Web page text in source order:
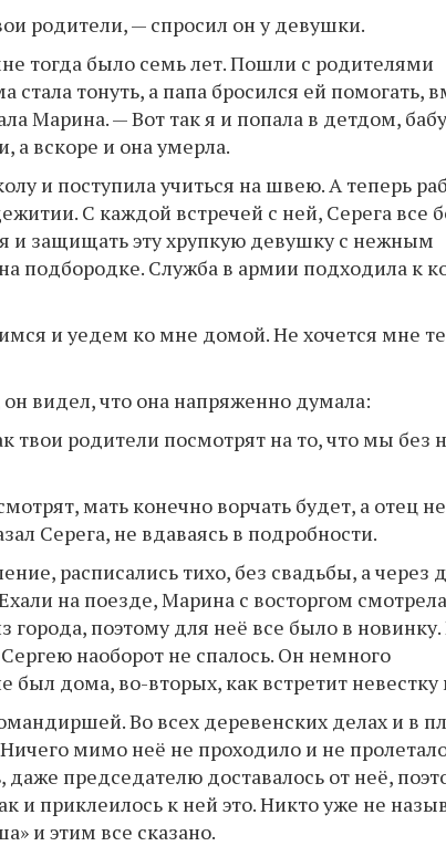
родители, — спросил он у девушки.
тогда было семь лет. Пошли с родителями
стала тонуть, а папа бросился ей помогать,
Марина. — Вот так я и попала в детдом,
а вскоре и она умерла.
и поступила учиться на швею. А теперь
С каждой встречей с ней, Серега все
и защищать эту хрупкую девушку с нежным
подбородке. Служба в армии подходила к
и уедем ко мне домой. Не хочется мне
видел, что она напряженно думала:
твои родители посмотрят на то, что мы без
мать конечно ворчать будет, а отец
Серега, не вдаваясь в подробности.
расписались тихо, без свадьбы, а через
на поезде, Марина с восторгом
города, поэтому для неё все было в
наоборот не спалось. Он немного
был дома, во-вторых, как встретит невестку
Во всех деревенских делах и в
мимо неё не проходило и не
даже председателю доставалось от неё,
и приклеилось к ней это. Никто уже не
и этим все сказано.